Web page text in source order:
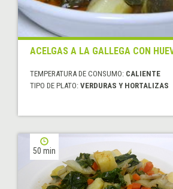
ACELGAS A LA GALLEGA CON
TEMPERATURA DE CONSUMO: CALIENTE
TIPO DE PLATO: VERDURAS Y HORTALIZAS
50 min